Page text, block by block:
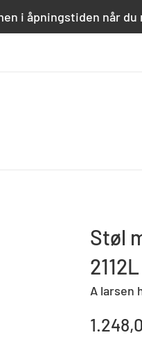
i åpningstiden når du
Støl
2112L
A larsen
Standard